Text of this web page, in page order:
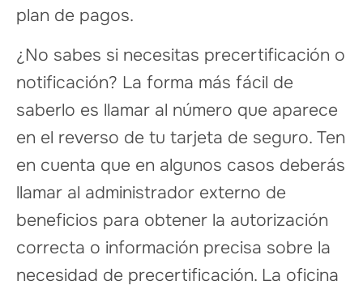
plan de pagos.
¿No sabes si necesitas precertificación o
notificación? La forma más fácil de
saberlo es llamar al número que aparece
en el reverso de tu tarjeta de seguro. Ten
en cuenta que en algunos casos deberás
llamar al administrador externo de
beneficios para obtener la autorización
correcta o información precisa sobre la
necesidad de precertificación. La oficina